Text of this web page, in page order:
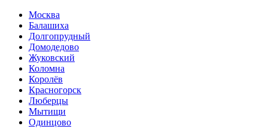
Москва
Балашиха
Долгопрудный
Домодедово
Жуковский
Коломна
Королёв
Красногорск
Люберцы
Мытищи
Одинцово